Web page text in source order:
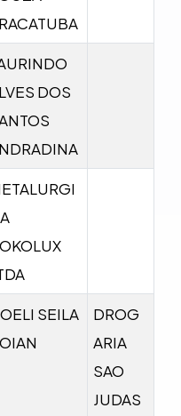
DOS
SEILA
DROG
ARIA
SAO
JUDAS